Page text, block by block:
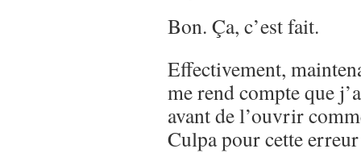
Bon. Ça, c’est fait.
Effectivement,
me rend compte que
avant de l’ouvrir
Culpa pour cette